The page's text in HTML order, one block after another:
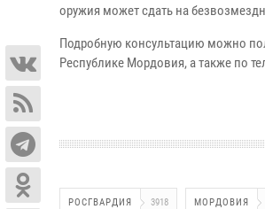
оружия может сдать на
Подробную консультацию можно
Республике Мордовия, а также по
РОСГВАРДИЯ 3918 МОРДОВИЯ